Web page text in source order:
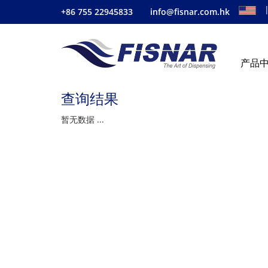
+86 755 22945833 info@fisnar.com.hk |
产品
暂无数据 ...
查询结果